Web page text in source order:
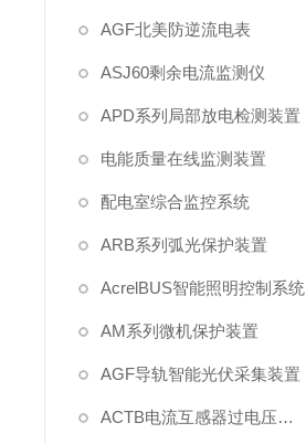
AGF北美防逆流电表
ASJ60剩余电流监测仪
APD系列局部放电检测装置
电能质量在线监测装置
配电室综合监控系统
ARB系列弧光保护装置
AcrelBUS智能照明控制系统
AM系列微机保护装置
AGF导轨智能光伏采集装置
ACTB电流互感器过电压保护